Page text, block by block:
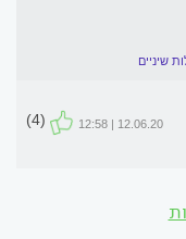
שיניים
12.06.20 | 12:58
(4)